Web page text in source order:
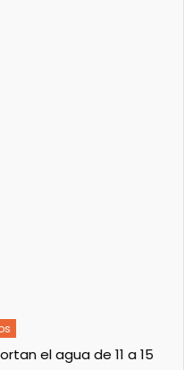
el agua de 11 a 15